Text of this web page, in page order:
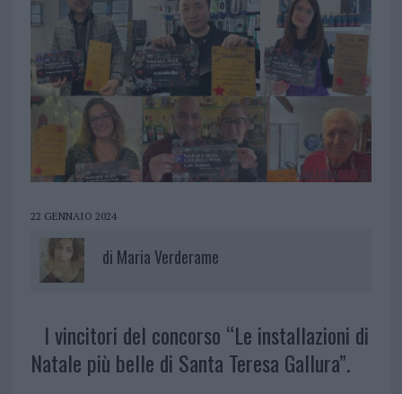
22 GENNAIO 2024
di Maria Verderame
I vincitori del concorso “Le installazioni di
Natale più belle di Santa Teresa Gallura”.